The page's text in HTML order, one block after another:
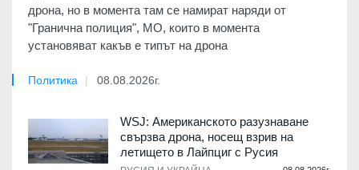
дрона, но в момента там се намират наряди от
"Гранична полиция", МО, които в момента
установяват какъв е типът на дрона
Политика 08.08.2026г.
WSJ: Американското разузнаване
свързва дрона, носещ взрив на
летището в Лайпциг с Русия